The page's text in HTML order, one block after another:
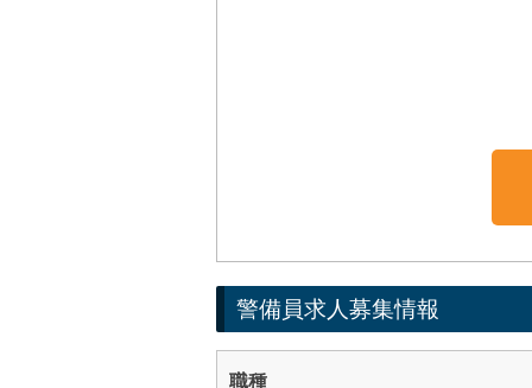
警備員求人募集情報
職種